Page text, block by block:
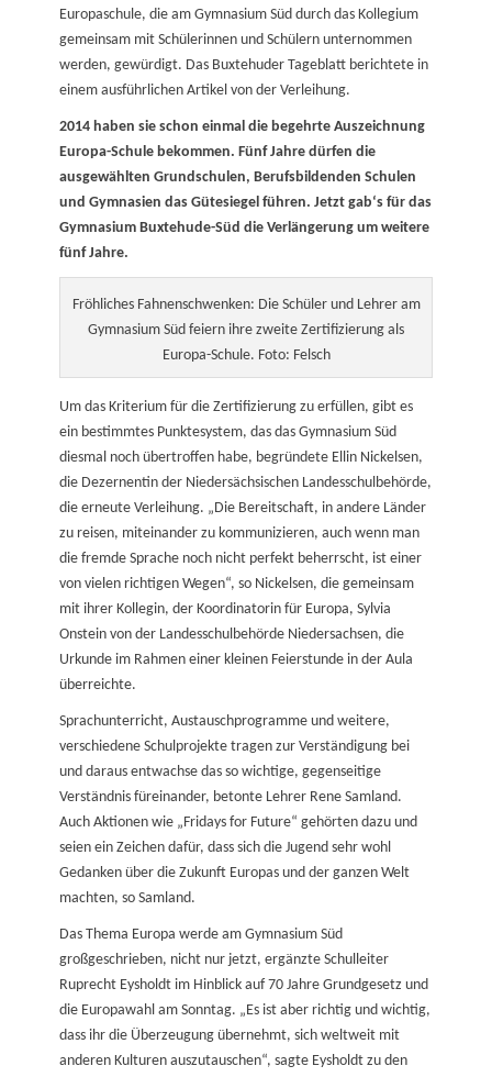
Europaschule, die am Gymnasium Süd durch das Kollegium
gemeinsam mit Schülerinnen und Schülern unternommen
werden, gewürdigt. Das Buxtehuder Tageblatt berichtete in
einem ausführlichen Artikel von der Verleihung.
2014 haben sie schon einmal die begehrte Auszeichnung
Europa-Schule bekommen. Fünf Jahre dürfen die
ausgewählten Grundschulen, Berufsbildenden Schulen
und Gymnasien das Gütesiegel führen. Jetzt gab‘s für das
Gymnasium Buxtehude-Süd die Verlängerung um weitere
fünf Jahre.
Fröhliches Fahnenschwenken: Die Schüler und Lehrer am
Gymnasium Süd feiern ihre zweite Zertifizierung als
Europa-Schule. Foto: Felsch
Um das Kriterium für die Zertifizierung zu erfüllen, gibt es
ein bestimmtes Punktesystem, das das Gymnasium Süd
diesmal noch übertroffen habe, begründete Ellin Nickelsen,
die Dezernentin der Niedersächsischen Landesschulbehörde,
die erneute Verleihung. „Die Bereitschaft, in andere Länder
zu reisen, miteinander zu kommunizieren, auch wenn man
die fremde Sprache noch nicht perfekt beherrscht, ist einer
von vielen richtigen Wegen“, so Nickelsen, die gemeinsam
mit ihrer Kollegin, der Koordinatorin für Europa, Sylvia
Onstein von der Landesschulbehörde Niedersachsen, die
Urkunde im Rahmen einer kleinen Feierstunde in der Aula
überreichte.
Sprachunterricht, Austauschprogramme und weitere,
verschiedene Schulprojekte tragen zur Verständigung bei
und daraus entwachse das so wichtige, gegenseitige
Verständnis füreinander, betonte Lehrer Rene Samland.
Auch Aktionen wie „Fridays for Future“ gehörten dazu und
seien ein Zeichen dafür, dass sich die Jugend sehr wohl
Gedanken über die Zukunft Europas und der ganzen Welt
machten, so Samland.
Das Thema Europa werde am Gymnasium Süd
großgeschrieben, nicht nur jetzt, ergänzte Schulleiter
Ruprecht Eysholdt im Hinblick auf 70 Jahre Grundgesetz und
die Europawahl am Sonntag. „Es ist aber richtig und wichtig,
dass ihr die Überzeugung übernehmt, sich weltweit mit
anderen Kulturen auszutauschen“, sagte Eysholdt zu den